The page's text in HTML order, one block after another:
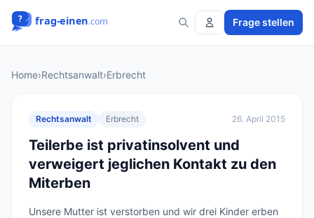
Frage stellen
Home›Rechtsanwalt›Erbrecht
Rechtsanwalt Erbrecht 26. April 2015
Teilerbe ist privatinsolvent und
verweigert jeglichen Kontakt zu den
Miterben
Unsere Mutter ist verstorben und wir drei Kinder erben